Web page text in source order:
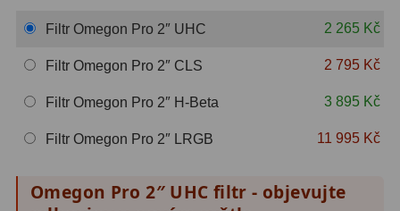
CLS a UHC13
Filtr Omegon Pro 2″ UHC 2 265 Kč
Filtr Omegon Pro 2″ CLS 2 795 Kč
Filtr Omegon Pro 2″ H-Beta 3 895 Kč
Filtr Omegon Pro 2″ LRGB 11 995 Kč
Omegon Pro 2″ UHC filtr - objevujte